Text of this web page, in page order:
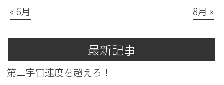
« 6月 8月 »
最新記事
第二宇宙速度を超えろ！